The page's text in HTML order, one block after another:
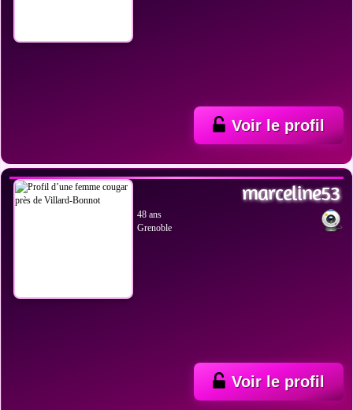
Voir le profil
marceline53
48 ans
Grenoble
Voir le profil